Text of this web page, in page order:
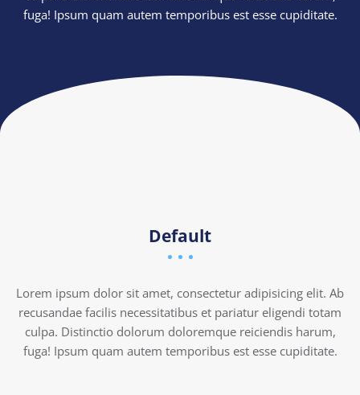
fuga! Ipsum quam autem temporibus est esse cupiditate.
Default
Lorem ipsum dolor sit amet, consectetur adipisicing elit. Ab
recusandae facilis necessitatibus et pariatur eligendi totam
culpa. Distinctio dolorum doloremque reiciendis harum,
fuga! Ipsum quam autem temporibus est esse cupiditate.